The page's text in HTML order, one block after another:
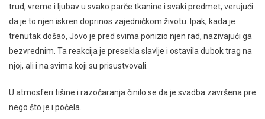
trud, vreme i ljubav u svako parče tkanine i svaki predmet, verujući
da je to njen iskren doprinos zajedničkom životu. Ipak, kada je
trenutak došao, Jovo je pred svima ponizio njen rad, nazivajući ga
bezvrednim. Ta reakcija je presekla slavlje i ostavila dubok trag na
njoj, ali i na svima koji su prisustvovali.
U atmosferi tišine i razočaranja činilo se da je svadba završena pre
nego što je i počela.